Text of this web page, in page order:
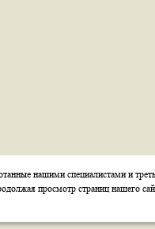
нашими специалистами и
просмотр страниц нашего